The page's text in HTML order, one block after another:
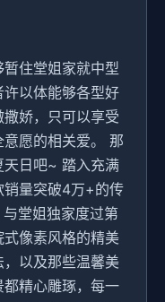
住堂姐家就中型
以体能够各型好
娇，只可以享受
愿的相关爱。 那
天日吧~ 踏入充满
销量突破4万+的传
堂姐独家度过第
像素风格的精美
以及那些温馨美
精心雕琢，每一